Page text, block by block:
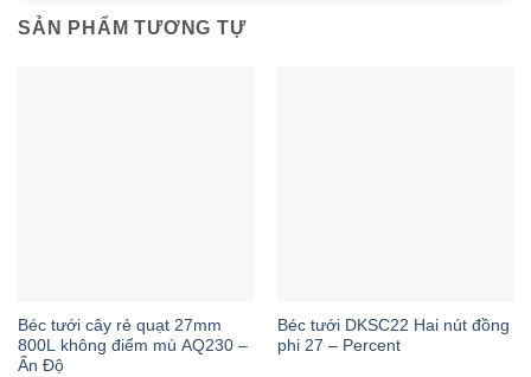
SẢN PHẨM TƯƠNG TỰ
Béc tưới cây rẻ quạt 27mm
800L không điểm mù AQ230 –
Ấn Độ
Béc tưới DKSC22 Hai nút đồng
phi 27 – Percent